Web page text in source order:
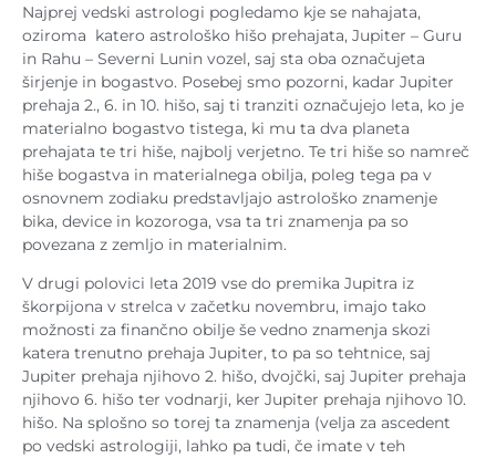
Najprej vedski astrologi pogledamo kje se nahajata,
oziroma katero astrološko hišo prehajata, Jupiter – Guru
in Rahu – Severni Lunin vozel, saj sta oba označujeta
širjenje in bogastvo. Posebej smo pozorni, kadar Jupiter
prehaja 2., 6. in 10. hišo, saj ti tranziti označujejo leta, ko je
materialno bogastvo tistega, ki mu ta dva planeta
prehajata te tri hiše, najbolj verjetno. Te tri hiše so namreč
hiše bogastva in materialnega obilja, poleg tega pa v
osnovnem zodiaku predstavljajo astrološko znamenje
bika, device in kozoroga, vsa ta tri znamenja pa so
povezana z zemljo in materialnim.
V drugi polovici leta 2019 vse do premika Jupitra iz
škorpijona v strelca v začetku novembru, imajo tako
možnosti za finančno obilje še vedno znamenja skozi
katera trenutno prehaja Jupiter, to pa so tehtnice, saj
Jupiter prehaja njihovo 2. hišo, dvojčki, saj Jupiter prehaja
njihovo 6. hišo ter vodnarji, ker Jupiter prehaja njihovo 10.
hišo. Na splošno so torej ta znamenja (velja za ascedent
po vedski astrologiji, lahko pa tudi, če imate v teh